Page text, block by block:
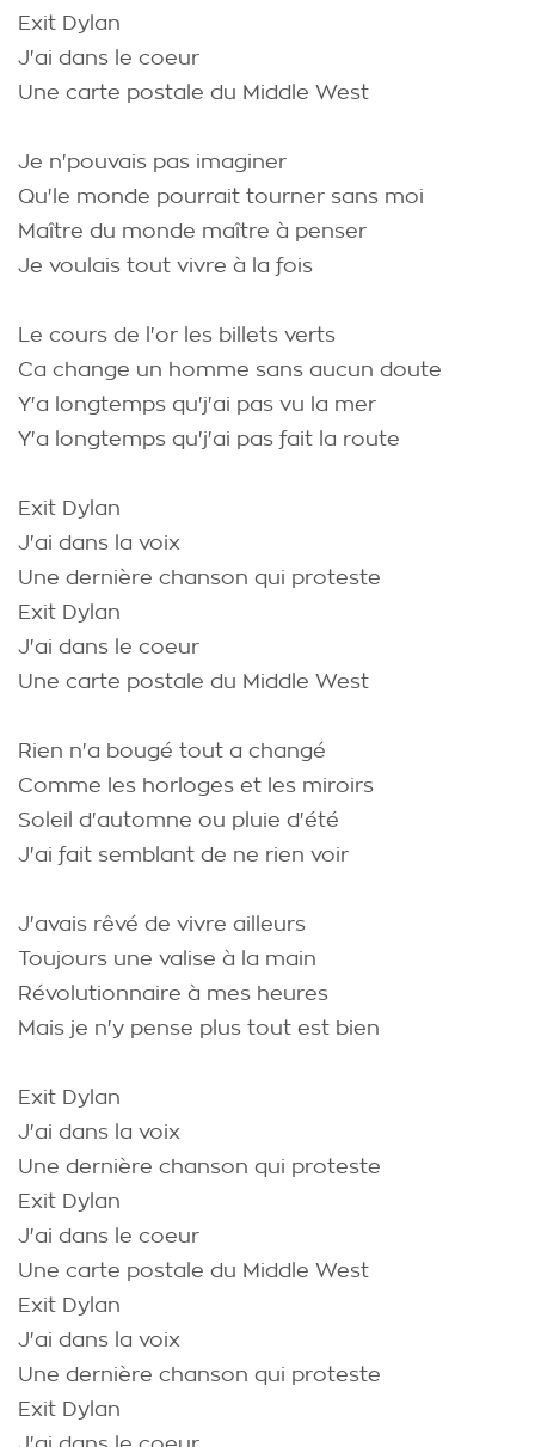
Exit Dylan
J'ai dans le coeur
Une carte postale du Middle West
Je n'pouvais pas imaginer
Qu'le monde pourrait tourner sans moi
Maître du monde maître à penser
Je voulais tout vivre à la fois
Le cours de l'or les billets verts
Ca change un homme sans aucun doute
Y'a longtemps qu'j'ai pas vu la mer
Y'a longtemps qu'j'ai pas fait la route
Exit Dylan
J'ai dans la voix
Une dernière chanson qui proteste
Exit Dylan
J'ai dans le coeur
Une carte postale du Middle West
Rien n'a bougé tout a changé
Comme les horloges et les miroirs
Soleil d'automne ou pluie d'été
J'ai fait semblant de ne rien voir
J'avais rêvé de vivre ailleurs
Toujours une valise à la main
Révolutionnaire à mes heures
Mais je n'y pense plus tout est bien
Exit Dylan
J'ai dans la voix
Une dernière chanson qui proteste
Exit Dylan
J'ai dans le coeur
Une carte postale du Middle West
Exit Dylan
J'ai dans la voix
Une dernière chanson qui proteste
Exit Dylan